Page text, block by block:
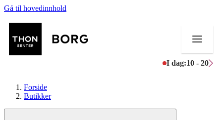
Gå til hovedinnhold
I dag:10 - 20
Forside
Butikker